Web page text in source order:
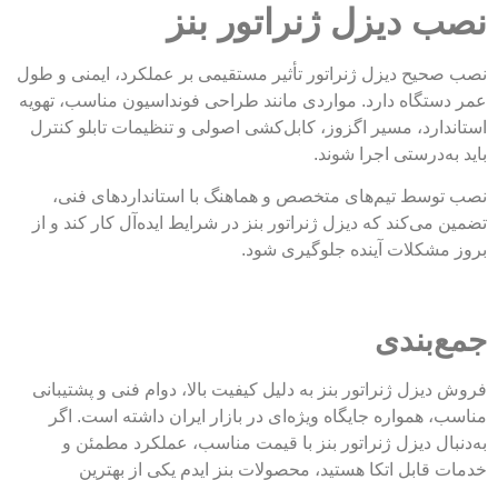
نصب دیزل ژنراتور بنز
نصب صحیح دیزل ژنراتور تأثیر مستقیمی بر عملکرد، ایمنی و طول
عمر دستگاه دارد. مواردی مانند طراحی فونداسیون مناسب، تهویه
استاندارد، مسیر اگزوز، کابل‌کشی اصولی و تنظیمات تابلو کنترل
باید به‌درستی اجرا شوند.
نصب توسط تیم‌های متخصص و هماهنگ با استانداردهای فنی،
تضمین می‌کند که دیزل ژنراتور بنز در شرایط ایده‌آل کار کند و از
بروز مشکلات آینده جلوگیری شود.
جمع‌بندی
فروش دیزل ژنراتور بنز به دلیل کیفیت بالا، دوام فنی و پشتیبانی
مناسب، همواره جایگاه ویژه‌ای در بازار ایران داشته است. اگر
به‌دنبال دیزل ژنراتور بنز با قیمت مناسب، عملکرد مطمئن و
خدمات قابل اتکا هستید، محصولات بنز ایدم یکی از بهترین